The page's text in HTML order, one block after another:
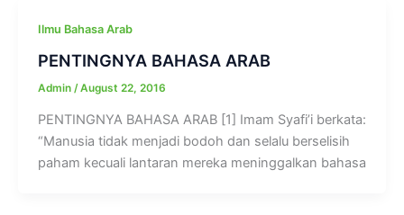
Ilmu Bahasa Arab
PENTINGNYA BAHASA ARAB
Admin /August 22, 2016
PENTINGNYA BAHASA ARAB [1] Imam Syafi’i berkata:
“Manusia tidak menjadi bodoh dan selalu berselisih
paham kecuali lantaran mereka meninggalkan bahasa